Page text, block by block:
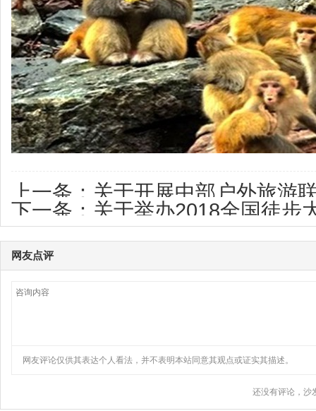
上一条： 关于开展中部户外旅游
及领队评级的通知（2019版）
下一条： 关于举办2018全国徒步
国际少林武术节登山大会通知